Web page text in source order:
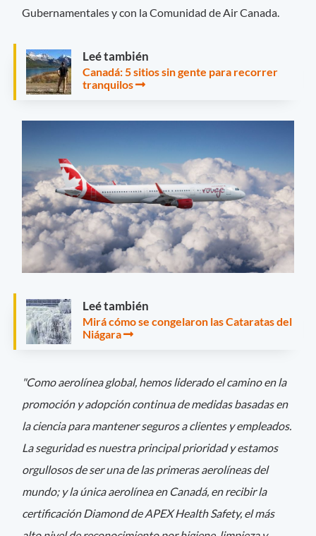
Gubernamentales y con la Comunidad de Air Canada.
Leé también
Canadá: 5 sitios sin gente para recorrer
tranquilos
Leé también
Mirá cómo se congelaron las Cataratas del
Niágara
"Como aerolínea global, hemos liderado el camino en la
promoción y adopción continua de medidas basadas en
la ciencia para mantener seguros a clientes y empleados.
La seguridad es nuestra principal prioridad y estamos
orgullosos de ser una de las primeras aerolíneas del
mundo; y la única aerolínea en Canadá, en recibir la
certificación Diamond de APEX Health Safety, el más